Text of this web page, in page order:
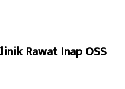
Rawat Inap OSS